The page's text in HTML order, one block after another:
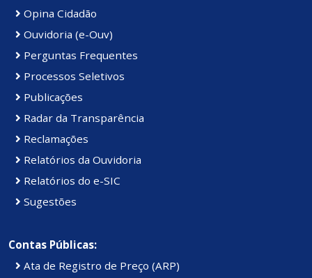
Opina Cidadão
Ouvidoria (e-Ouv)
Perguntas Frequentes
Processos Seletivos
Publicações
Radar da Transparência
Reclamações
Relatórios da Ouvidoria
Relatórios do e-SIC
Sugestões
Contas Públicas:
Ata de Registro de Preço (ARP)